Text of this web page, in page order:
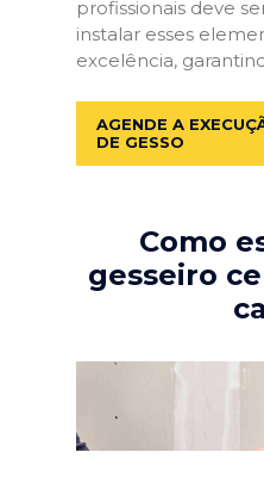
profissionais deve
instalar esses
excelência,
AGENDE A
DE GESSO
Como
gesseiro